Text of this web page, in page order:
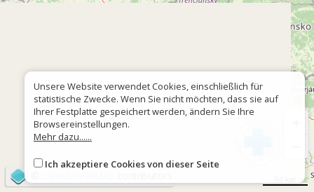
Unsere Website verwendet Cookies, einschließlich für
statistische Zwecke. Wenn Sie nicht möchten, dass sie auf
Ihrer Festplatte gespeichert werden, ändern Sie Ihre
Browsereinstellungen.
Mehr dazu......
Ich akzeptiere Cookies von dieser Seite